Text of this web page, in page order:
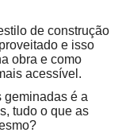
de construção
e isso
obra e como
acessível.
geminadas é a
tudo o que as